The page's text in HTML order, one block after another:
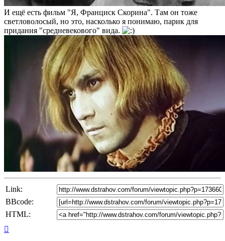
И ещё есть фильм "Я, Франциск Скорина". Там он тоже
светловолосый, но это, насколько я понимаю, парик для
придания "средневекового" вида.
Link:
BBcode:
HTML: